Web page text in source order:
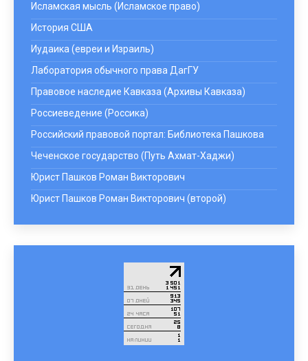
Исламская мысль (Исламское право)
История США
Иудаика (евреи и Израиль)
Лаборатория обычного права ДагГУ
Правовое наследие Кавказа (Архивы Кавказа)
Россиеведение (Россика)
Российский правовой портал: Библиотека Пашкова
Чеченское государство (Путь Ахмат-Хаджи)
Юрист Пашков Роман Викторович
Юрист Пашков Роман Викторович (второй)